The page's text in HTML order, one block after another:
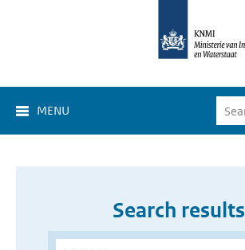
MENU
Search results